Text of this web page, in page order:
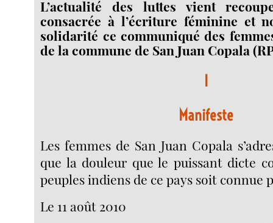
L’actualité des luttes vient
consacrée à l’écriture féminine et
solidarité ce communiqué des
de la commune de San Juan Copala
I
Manifeste
Les femmes de San Juan Copala
que la douleur que le puissant dicte
peuples indiens de ce pays soit connue
Le 11 août 2010